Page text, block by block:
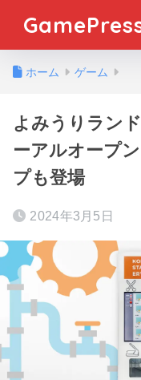
ホーム ゲーム
よみうりラン
ーアルオープ
プも登場
2024年3月5日